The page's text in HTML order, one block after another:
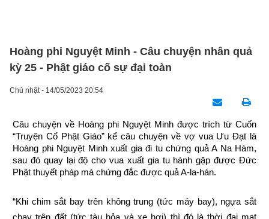
Hoàng phi Nguyệt Minh - Câu chuyện nhân quả
kỳ 25 - Phật giáo cố sự đại toàn
Chủ nhật - 14/05/2023 20:54
Câu chuyện về Hoàng phi Nguyệt Minh được trích từ Cuốn
“Truyện Cổ Phật Giáo” kể câu chuyện về vợ vua Ưu Đạt là
Hoàng phi Nguyệt Minh xuất gia đi tu chứng quả A Na Hàm,
sau đó quay lại độ cho vua xuất gia tu hành gặp được Đức
Phật thuyết pháp mà chứng đắc được quả A-la-hán.
“Khi chim sắt bay trên không trung (tức máy bay), ngựa sắt
chạy trên đất (tức tàu hỏa và xe hơi) thì đó là thời đại mạt